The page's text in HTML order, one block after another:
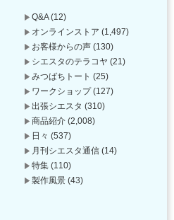
Q&A(12)
オンラインストア (1,497)
お客様からの声 (130)
シエスタのテラコヤ (21)
みつばちトート (25)
ワークショップ(127)
出張シエスタ (310)
商品紹介 (2,008)
日々 (537)
月刊シエスタ通信 (14)
特集 (110)
製作風景 (43)